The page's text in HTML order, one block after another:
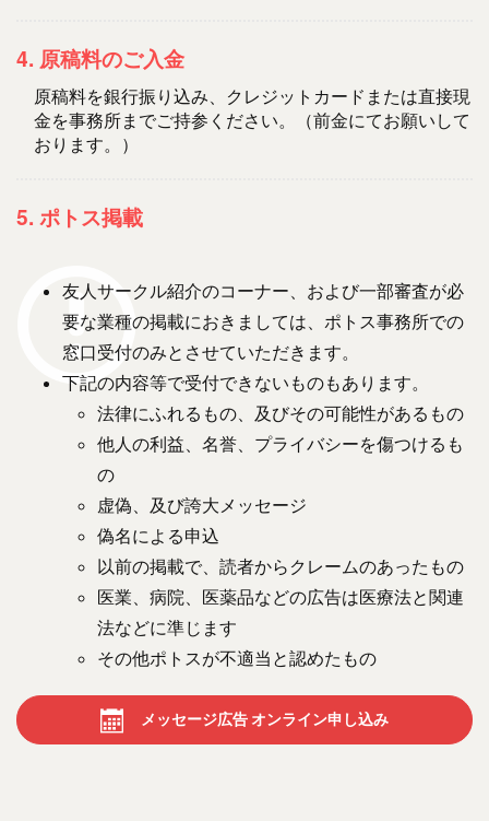
4. 原稿料のご入金
原稿料を銀行振り込み、クレジットカードまたは直接現
金を事務所までご持参ください。（前金にてお願いして
おります。）
5. ポトス掲載
友人サークル紹介のコーナー、および一部審査が必
要な業種の掲載におきましては、ポトス事務所での
窓口受付のみとさせていただきます。
下記の内容等で受付できないものもあります。
法律にふれるもの、及びその可能性があるもの
他人の利益、名誉、プライバシーを傷つけるも
の
虚偽、及び誇大メッセージ
偽名による申込
以前の掲載で、読者からクレームのあったもの
医業、病院、医薬品などの広告は医療法と関連
法などに準じます
その他ポトスが不適当と認めたもの
メッセージ広告 オンライン申し込み